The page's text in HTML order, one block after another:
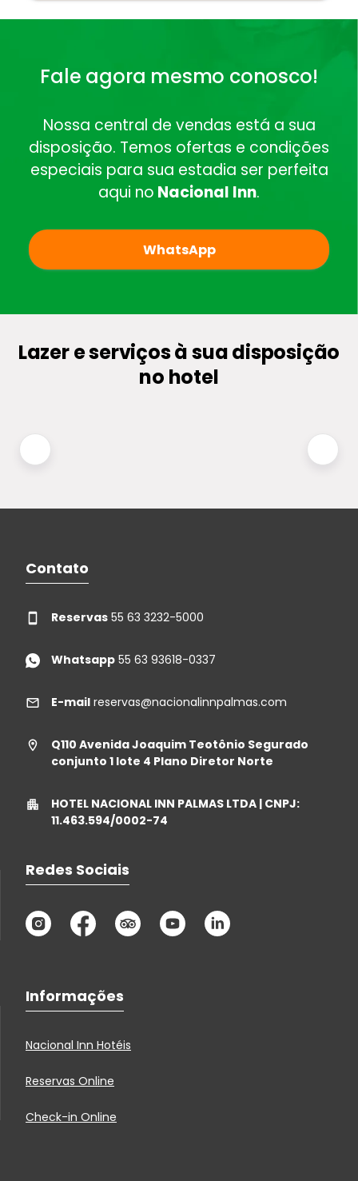
Fale agora mesmo conosco!
Nossa central de vendas está a sua
disposição. Temos ofertas e condições
especiais para sua estadia ser perfeita
aqui no Nacional Inn.
WhatsApp
Lazer e serviços à sua disposição
no hotel
Contato
Reservas 55 63 3232-5000
Whatsapp 55 63 93618-0337
E-mail reservas@nacionalinnpalmas.com
Q110 Avenida Joaquim Teotônio Segurado
conjunto 1 lote 4 Plano Diretor Norte
HOTEL NACIONAL INN PALMAS LTDA | CNPJ:
11.463.594/0002-74
Redes Sociais
Informações
Nacional Inn Hotéis
Reservas Online
Check-in Online